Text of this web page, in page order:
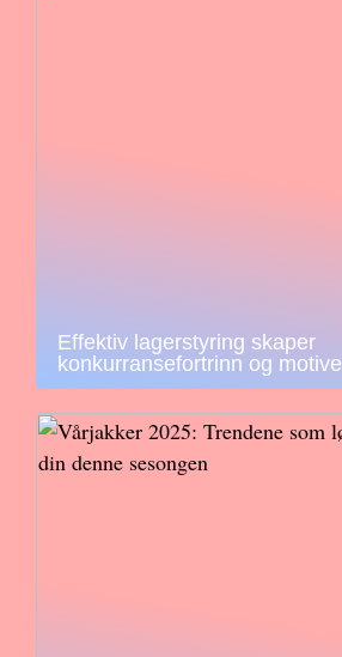
Effektiv lagerstyring skaper
konkurransefortrinn og